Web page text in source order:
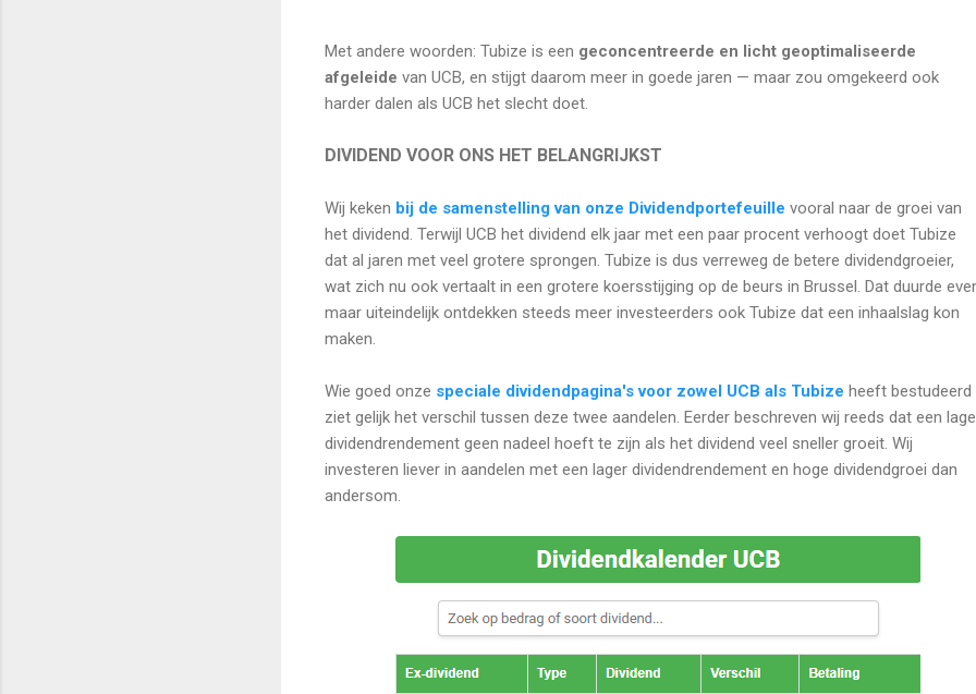
Met andere woorden: Tubize is een geconcentreerde en licht geoptimaliseerde
afgeleide van UCB, en stijgt daarom meer in goede jaren — maar zou omgekeerd ook
harder dalen als UCB het slecht doet.
DIVIDEND VOOR ONS HET BELANGRIJKST
Wij keken bij de samenstelling van onze Dividendportefeuille vooral naar de groei van
het dividend. Terwijl UCB het dividend elk jaar met een paar procent verhoogt doet Tubize
dat al jaren met veel grotere sprongen. Tubize is dus verreweg de betere dividendgroeier,
wat zich nu ook vertaalt in een grotere koersstijging op de beurs in Brussel. Dat duurde
maar uiteindelijk ontdekken steeds meer investeerders ook Tubize dat een inhaalslag kon
maken.
Wie goed onze speciale dividendpagina's voor zowel UCB als Tubize heeft bestudeerd
ziet gelijk het verschil tussen deze twee aandelen. Eerder beschreven wij reeds dat een
dividendrendement geen nadeel hoeft te zijn als het dividend veel sneller groeit. Wij
investeren liever in aandelen met een lager dividendrendement en hoge dividendgroei dan
andersom.